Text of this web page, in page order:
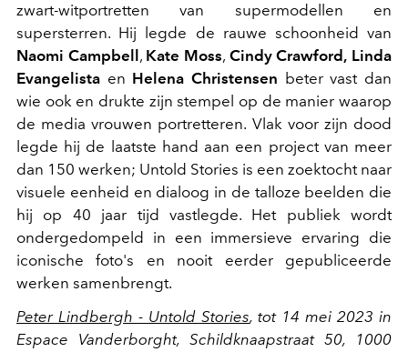
zwart-witportretten van supermodellen en
supersterren. Hij legde de rauwe schoonheid van
Naomi Campbell , Kate Moss, Cindy Crawford, Linda
Evangelista en Helena Christensen beter vast dan
wie ook en drukte zijn stempel op de manier waarop
de media vrouwen portretteren. Vlak voor zijn dood
legde hij de laatste hand aan een project van meer
dan 150 werken; Untold Stories is een zoektocht naar
visuele eenheid en dialoog in de talloze beelden die
hij op 40 jaar tijd vastlegde. Het publiek wordt
ondergedompeld in een immersieve ervaring die
iconische foto's en nooit eerder gepubliceerde
werken samenbrengt.
Peter Lindbergh - Untold Stories, tot 14 mei 2023 in
Espace Vanderborght, Schildknaapstraat 50, 1000